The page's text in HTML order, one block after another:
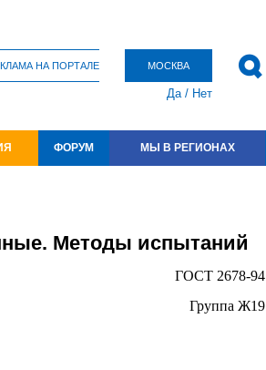
НА ПОРТАЛЕ МОСКВА
Да/ Нет
ФОРУМ МЫ В РЕГИОНАХ
Методы испытаний
ГОСТ 2678-94
Группа Ж19